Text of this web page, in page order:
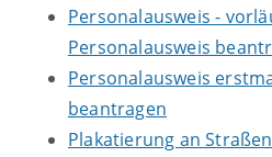
Personalausweis -
Personalausweis
Personalausweis
beantragen
Plakatierung an